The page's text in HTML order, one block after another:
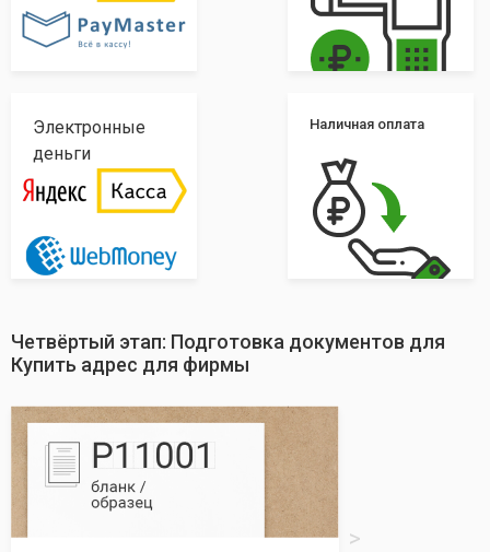
Электронные
деньги
Наличная оплата
Четвёртый этап: Подготовка документов для
Купить адрес для фирмы